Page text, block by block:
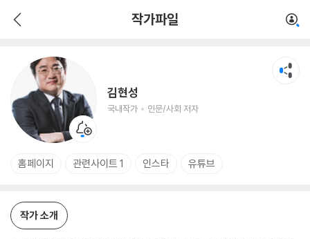
작가파일
김현성
국내작가 인문/사회 저자
인문/사회 저자
홈페이지 관련사이트 1 인스타 유튜브
작가 소개